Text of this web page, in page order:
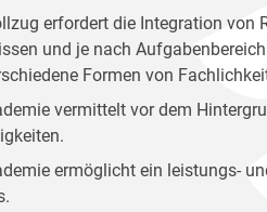
erfordert die Integration
und je nach
Formen von
vermittelt vor dem
ermöglicht ein leistungs-